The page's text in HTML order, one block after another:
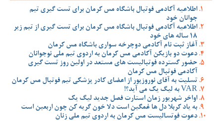
اطلاعیه آکادمی فوتبال باشگاه مس کرمان برای تست گیری تیم
جوانان خود
اطلاعیه آکادمی فوتبال باشگاه مس کرمان برای تست گیری از تیم زیر
18 ساله های خود
آغاز ثبت نام آکادمی دوچرخه سواری باشگاه مس کرمان
دعوت دو بازیکن آکادمی مس کرمان به اردوی تیم ملی نوجوانان
حضور گسترده فوتبالیست های مستعد در اولین روز تست گیری
آکادمی فوتبال مس کرمان
تسلیت به آقای نوروزپور از اعضای کادر پزشکی تیم فوتبال مس کرمان
VAR به لیگ یک می آید؟!
اواخر شهریور زمان استارت فصل جدید لیگ یک
به یاد کربلا دل ها غمگین است دلا خون گریه کن چون اربعین است
دعوت فوتسالیست مس کرمان به اردوی تیم ملی زنان